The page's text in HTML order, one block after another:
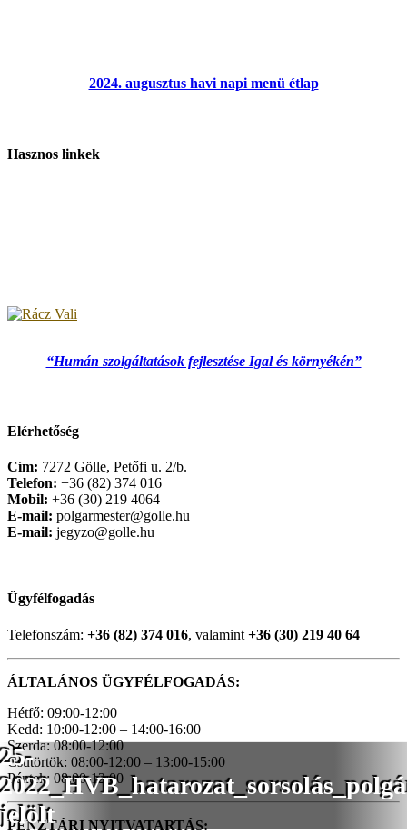
25-
jelölt
2024. augusztus havi napi menü étlap
Hasznos linkek
“Humán szolgáltatások fejlesztése Igal és környékén”
Elérhetőség
Cím: 7272 Gölle, Petőfi u. 2/b.
Telefon: +36 (82) 374 016
Mobil: +36 (30) 219 4064
E-mail: polgarmester@golle.hu
E-mail: jegyzo@golle.hu
Ügyfélfogadás
Telefonszám: +36 (82) 374 016, valamint +36 (30) 219 40 64
ÁLTALÁNOS ÜGYFÉLFOGADÁS:
Hétfő: 09:00-12:00
Kedd: 10:00-12:00 – 14:00-16:00
Szerda: 08:00-12:00
Csütörtök: 08:00-12:00 – 13:00-15:00
Péntek: 08:00-12:00
PÉNZTÁRI NYITVATARTÁS: